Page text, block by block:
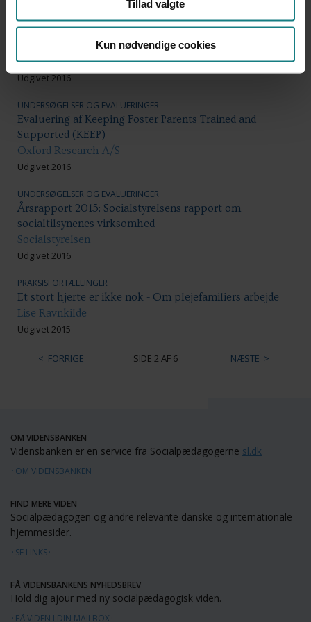
Tillad valgte
Kun nødvendige cookies
UNDERSØGELSER OG EVALUERINGER
Anbringelsesstatistik - Årsstatistik 2015
Ankestyrelsen
Udgivet 2016
UNDERSØGELSER OG EVALUERINGER
Evaluering af Keeping Foster Parents Trained and
Supported (KEEP)
Oxford Research A/S
Udgivet 2016
UNDERSØGELSER OG EVALUERINGER
Årsrapport 2015: Socialstyrelsens rapport om
socialtilsynenes virksomhed
Socialstyrelsen
Udgivet 2016
PRAKSISFORTÆLLINGER
Et stort hjerte er ikke nok - Om plejefamiliers arbejde
Lise Ravnkilde
Udgivet 2015
FORRIGE SIDE 2 AF 6 NÆSTE
OM VIDENSBANKEN
Vidensbanken er en service fra Socialpædagogerne sl.dk
OM VIDENSBANKEN
FIND MERE VIDEN
Socialpædagogen og andre relevante danske og internationale
hjemmesider.
SE LINKS
FÅ VIDENSBANKENS NYHEDSBREV
Hold dig ajour med ny socialpædagogisk viden.
FÅ VIDEN I DIN MAILBOX